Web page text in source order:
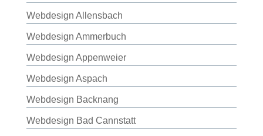
Webdesign Allensbach
Webdesign Ammerbuch
Webdesign Appenweier
Webdesign Aspach
Webdesign Backnang
Webdesign Bad Cannstatt